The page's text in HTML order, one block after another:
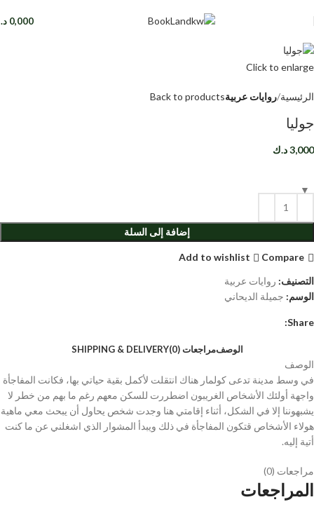
0,000
Click to enlarge
الرئيسية روايات عربيةBack to products
جوليا
3,000د.ك
إضافة إلى السلة
Compare
Add to wishlist
التصنيف: روايات عربية
الوسم: جميلة الديحاني
Share:
الوصفمراجعات (0) SHIPPING & DELIVERY
الوصف
في وسط مدينة تدعى كولمار هناك انتقلت لأكمل بقية حياتي بها، فكانت المفاجأة
واجهة أولئك الأشخاص الغريبون اضطررت للسكن معهم رغم ما بهم من خطر لا
يشبهوننا إلا في الشكل، أثناء إقامتي هنا وجدت شخص يحاول أن يبحث معي ماهية
هولاء الأشخاص قتكون المفاجأة في ذلك ويبدأ المشوار الذي اشغلني عن ما كنت
أتية إليه.
مراجعات (0)
المراجعات